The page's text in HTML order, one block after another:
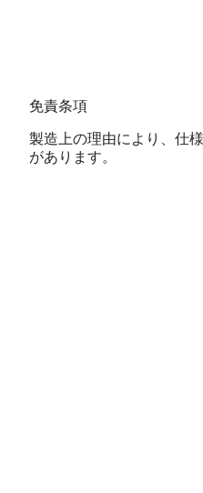
免
条
項
免責条項
製造上の理由により、仕
があります。